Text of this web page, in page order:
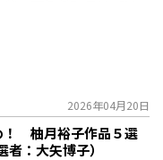
2026年04月20日
！ 柚月裕子作品５選
者：大矢博子）